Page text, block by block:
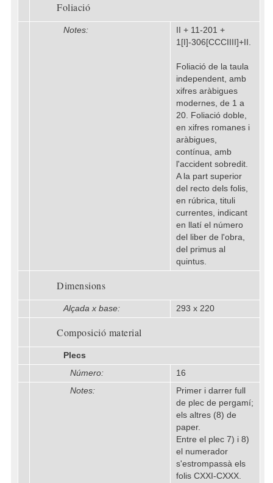
Foliació
Notes:
II + 11-201 +
1[I]-306[CCCIIII]+II.
Foliació de la taula
independent, amb
xifres aràbigues
modernes, de 1 a
20. Foliació doble,
en xifres romanes i
aràbigues,
contínua, amb
l'accident sobredit.
A la part superior
del recto dels folis,
en rúbrica, tituli
currentes, indicant
en llatí el número
del liber de l'obra,
del primus al
quintus.
Dimensions
Alçada x base: 293 x 220
Composició material
Plecs
Número:
16
Notes:
Primer i darrer full
de plec de pergamí;
els altres (8) de
paper.
Entre el plec 7) i 8)
el numerador
s'estrompassà els
folis CXXI-CXXX.